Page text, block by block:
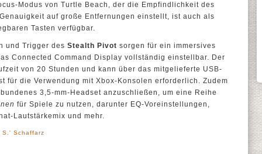
Modus von Turtle Beach, der die Empfindlichkeit des
auf große Entfernungen einstellt, ist auch als
Tasten verfügbar.
und Trigger des Stealth Pivot sorgen für ein immersives
Connected Command Display vollständig einstellbar. Der
von 20 Stunden und kann über das mitgelieferte USB-
für die Verwendung mit Xbox-Konsolen erforderlich. Zudem
3,5-mm-Headset anzuschließen, um eine Reihe
für Spiele zu nutzen, darunter EQ-Voreinstellungen,
Lautstärkemix und mehr.
S.' Schaffarz